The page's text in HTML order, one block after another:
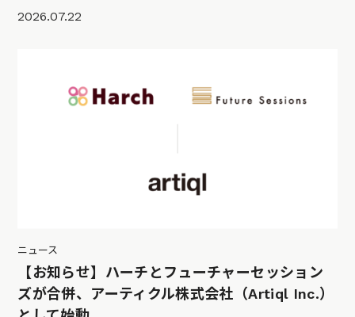
2026.07.22
ニュース
【お知らせ】ハーチとフューチャーセッション
ズが合併、アーティクル株式会社（Artiql Inc.）